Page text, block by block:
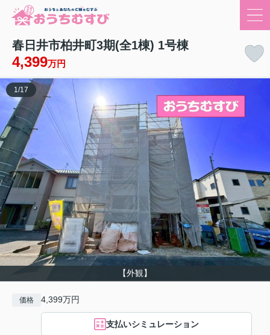
春日井市柏井町3期(全1棟) 1号棟
4,399万円
【外観】
1/17
価格 4,399万円
支払いシミュレーション